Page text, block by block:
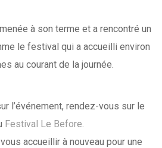
à son terme et a rencontré un
le festival qui a accueilli environ
au courant de la journée.
l’événement, rendez-vous sur le
Festival Le Before.
accueillir à nouveau pour une